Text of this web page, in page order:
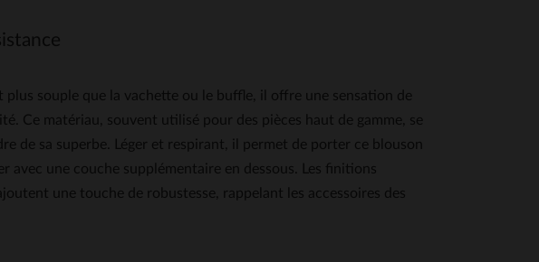
plus souple que la vachette ou le buffle, il offre une sensation de
Ce matériau, souvent utilisé pour des pièces haut de gamme, se
de sa superbe. Léger et respirant, il permet de porter ce blouson
avec une couche supplémentaire en dessous. Les finitions
une touche de robustesse, rappelant les accessoires des